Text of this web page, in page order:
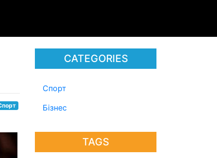
CATEGORIES
Спорт
Бізнес
TAGS